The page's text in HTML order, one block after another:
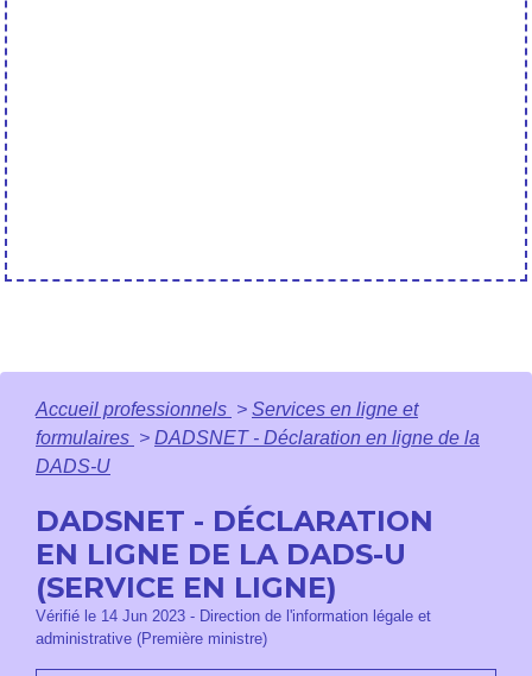
Accueil professionnels > Services en ligne et
formulaires > DADSNET - Déclaration en ligne de la
DADS-U
DADSNET - DÉCLARATION
EN LIGNE DE LA DADS-U
(SERVICE EN LIGNE)
Vérifié le 14 Jun 2023 - Direction de l'information légale et
administrative (Première ministre)